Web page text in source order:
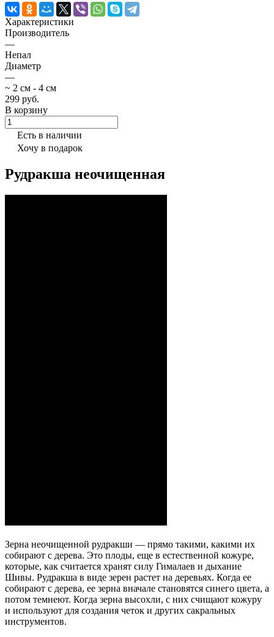
Характеристики
Производитель
—
Непал
Диаметр
—
~ 2 см - 4 см
299 руб.
В корзину
Есть в наличии
Хочу в подарок
Рудракша неочищенная
Зерна неочищенной рудракши — прямо такими, какими их
собирают с дерева. Это плоды, еще в естественной кожуре,
которые, как считается хранят силу Гималаев и дыхание
Шивы. Рудракша в виде зерен растет на деревьях. Когда ее
собирают с дерева, ее зерна вначале становятся синего цвета, а
потом темнеют. Когда зерна высохли, с них счищают кожуру
и используют для создания четок и других сакральных
инструментов.